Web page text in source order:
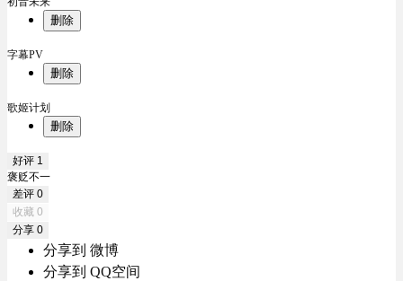
删除
字幕PV
删除
歌姬计划
删除
好评 1
褒贬不一
差评 0
收藏 0
分享 0
分享到 微博
分享到 QQ空间